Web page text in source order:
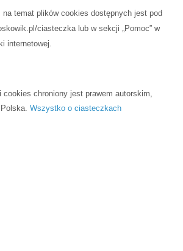
na temat plików cookies dostępnych jest pod
ciasteczka lub w sekcji „Pomoc” w
internetowej.
cookies chroniony jest prawem autorskim,
Wszystko o ciasteczkach